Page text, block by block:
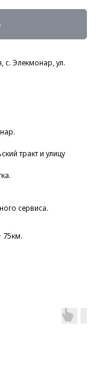
с. Элекмонар, ул.
тракт и улицу
сервиса.
75км.